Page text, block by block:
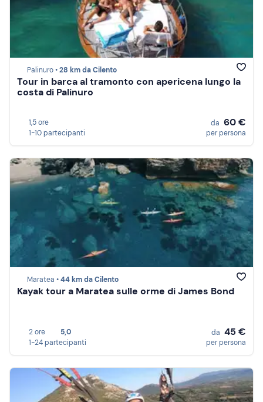
Palinuro •28 km da Cilento
Tour in barca al tramonto con apericena lungo la
costa di Palinuro
1,5 ore
1-10 partecipanti
da 60 €
per persona
Maratea •44 km da Cilento
Kayak tour a Maratea sulle orme di James Bond
2 ore
5,0
1-24 partecipanti
da 45 €
per persona